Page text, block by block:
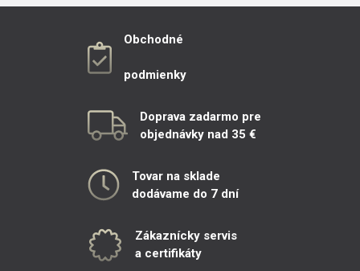
Obchodné
podmienky
Doprava zadarmo pre
objednávky nad 35 €
Tovar na sklade
dodávame do 7 dní
Zákaznícky servis
a certifikáty